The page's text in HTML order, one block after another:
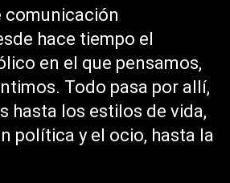
comunicación
hace tiempo el
en el que pensamos,
Todo pasa por allí,
hasta los estilos de vida,
política y el ocio, hasta la